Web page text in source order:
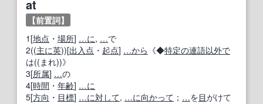
at
【前置詞】
1[地点 ・ 場所] …に, …で
2((主に英))[出入点 ・ 起点] …から 《◆特定の連語以外で
は((まれ))》
3[所属] …の
4[時間 ・ 年齢] …に
5[方向 ・ 目標] …に対して, …に向かって ； …を目がけて